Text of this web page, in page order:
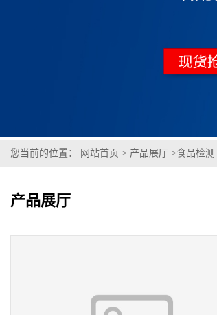
您当前的位置： 网站首页 > 产品展厅 >食品检测
产品展厅